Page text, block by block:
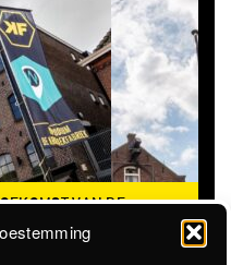
VAN DE